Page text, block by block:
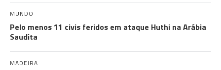
MUNDO
Pelo menos 11 civis feridos em ataque Huthi na Arábia
Saudita
MADEIRA